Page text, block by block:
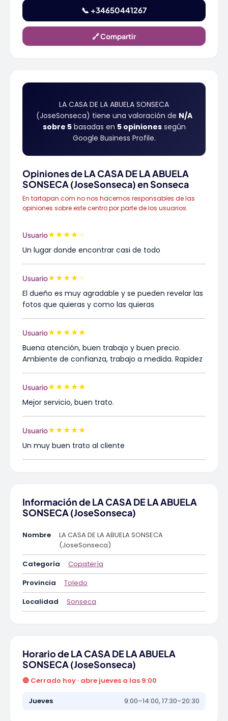
📞 +34650441267
🔗 Compartir
LA CASA DE LA ABUELA SONSECA
(JoseSonseca) tiene una valoración de N/A
sobre 5basadas en 5 opinionessegún
Google Business Profile.
Opiniones de LA CASA DE LA ABUELA
SONSECA (JoseSonseca) en Sonseca
En tartapan.com no nos hacemos responsables de las
opiniones sobre este centro por parte de los usuarios.
Usuario★★★★ ★
Un lugar donde encontrar casi de todo
Usuario★★★★ ★
El dueño es muy agradable y se pueden revelar las
fotos que quieras y como las quieras
Usuario★★★★★
Buena atención, buen trabajo y buen precio.
Ambiente de confianza, trabajo a medida. Rapidez
Usuario★★★★★
Mejor servicio, buen trato.
Usuario★★★★★
Un muy buen trato al cliente
Información de LA CASA DE LA ABUELA
SONSECA (JoseSonseca)
Nombre
LA CASA DE LA ABUELA SONSECA
(JoseSonseca)
Categoría
Copistería
Provincia
Toledo
Localidad
Sonseca
Horario de LA CASA DE LA ABUELA
SONSECA (JoseSonseca)
🔴 Cerrado hoy · abre jueves a las 9:00
Jueves 9:00–14:00, 17:30–20:30